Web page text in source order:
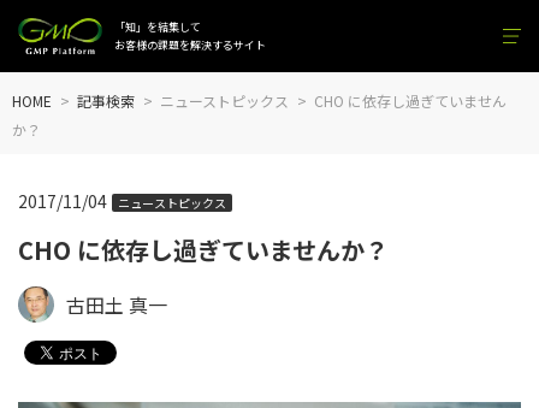
「知」を結集して
お客様の課題を解決するサイト
HOME 記事検索 ニューストピックス
CHO に依存し過ぎていません
か？
CHO に依存し過ぎていませんか？
2017/11/04 ニューストピックス
古田土 真一